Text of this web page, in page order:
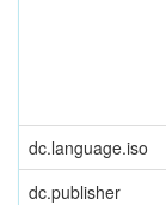
dc.language.iso
dc.publisher